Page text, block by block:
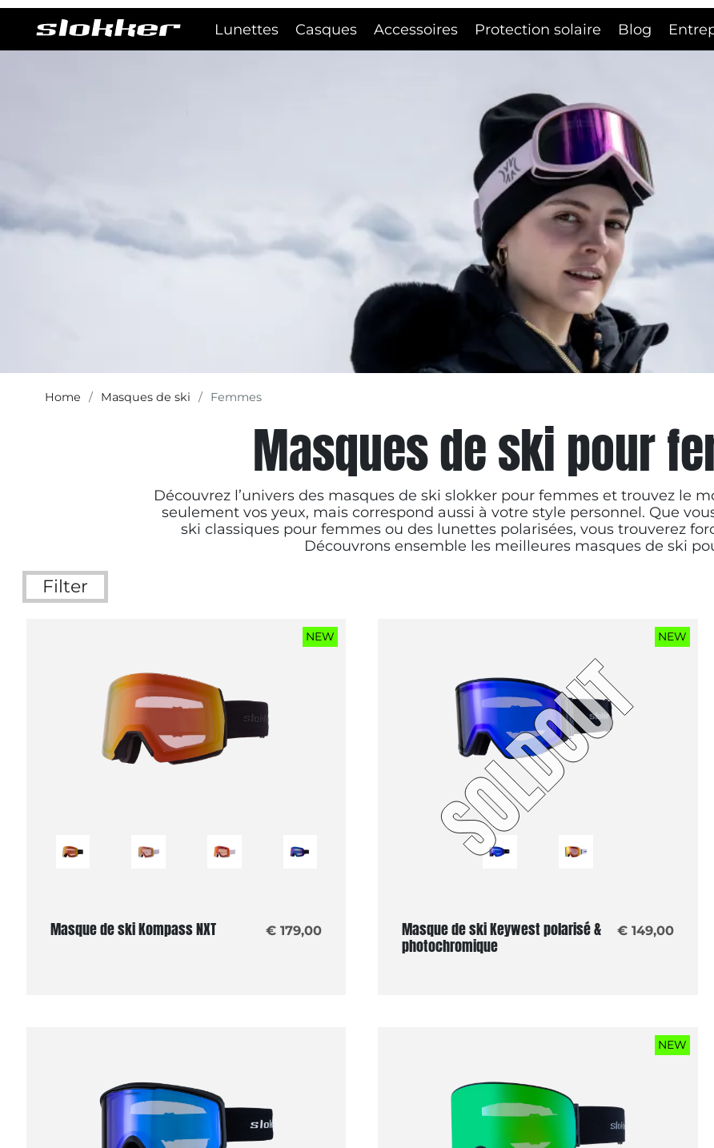
Lunettes Casques Accessoires Protection solaire Blog
Home Masques de ski Femmes
Masques de ski pour
Découvrez l’univers des masques de ski slokker pour femmes et trouvez le
seulement vos yeux, mais correspond aussi à votre style personnel. Que
ski classiques pour femmes ou des lunettes polarisées, vous trouverez
Découvrons ensemble les meilleures masques de ski
Filter
NEW
Masque de ski Kompass NXT € 179,00
NEW
Masque de ski Keywest polarisé &
photochromique
€ 149,00
NEW